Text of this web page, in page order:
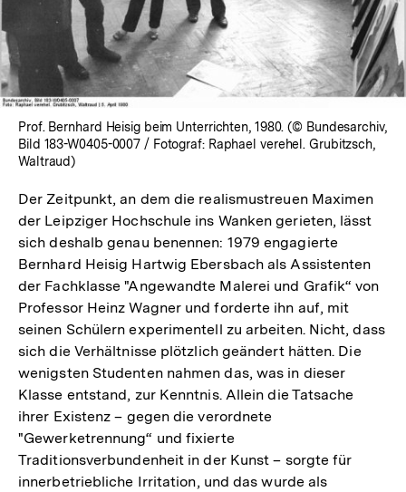
öffnen
Prof. Bernhard Heisig beim Unterrichten, 1980. (© Bundesarchiv,
Bild 183-W0405-0007 / Fotograf: Raphael verehel. Grubitzsch,
Waltraud)
Der Zeitpunkt, an dem die realismustreuen Maximen
der Leipziger Hochschule ins Wanken gerieten, lässt
sich deshalb genau benennen: 1979 engagierte
Bernhard Heisig Hartwig Ebersbach als Assistenten
der Fachklasse "Angewandte Malerei und Grafik“ von
Professor Heinz Wagner und forderte ihn auf, mit
seinen Schülern experimentell zu arbeiten. Nicht, dass
sich die Verhältnisse plötzlich geändert hätten. Die
wenigsten Studenten nahmen das, was in dieser
Klasse entstand, zur Kenntnis. Allein die Tatsache
ihrer Existenz – gegen die verordnete
"Gewerketrennung“ und fixierte
Traditionsverbundenheit in der Kunst – sorgte für
innerbetriebliche Irritation, und das wurde als